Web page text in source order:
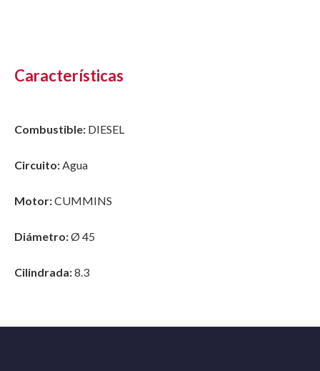
Características
Combustible: DIESEL
Circuito:Agua
Motor:CUMMINS
Diámetro:Ø 45
Cilindrada:8.3